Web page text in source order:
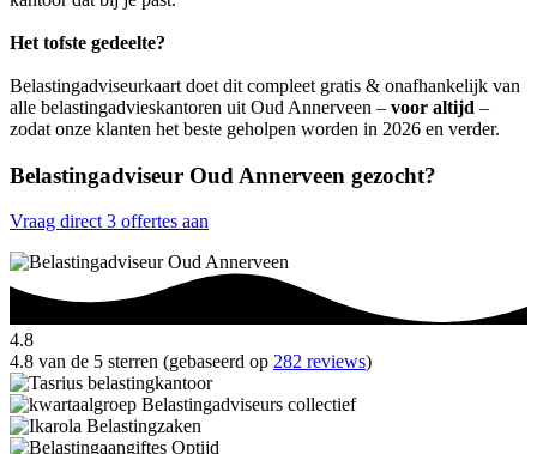
Het tofste gedeelte?
Belastingadviseurkaart doet dit compleet gratis & onafhankelijk van
alle belastingadvieskantoren uit Oud Annerveen – voor altijd –
zodat onze klanten het beste geholpen worden in 2026 en verder.
Belastingadviseur Oud Annerveen gezocht?
Vraag direct 3 offertes aan
4.8
4.8 van de 5 sterren (gebaseerd op 282 reviews)